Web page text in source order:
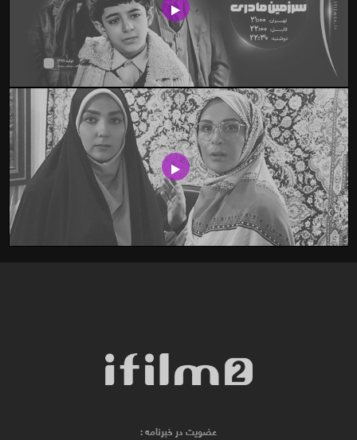
عضویت در خبرنامه :